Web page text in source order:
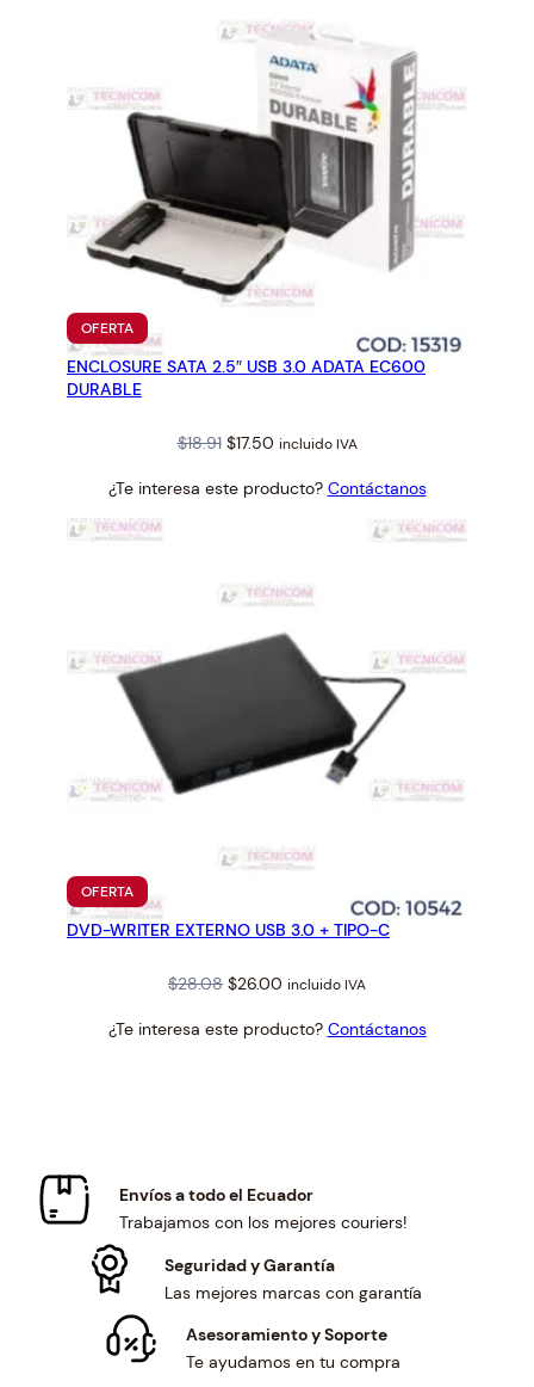
OFERTAPRODUCTO
EN
OFERTA
ENCLOSURE SATA 2.5″ USB 3.0 ADATA EC600
DURABLE
$18.91 Original
was:
$17.50Current
is:
incluido IVA
¿Te interesa este producto? Contáctanos
OFERTAPRODUCTO
EN
OFERTA
DVD-WRITER EXTERNO USB 3.0 + TIPO-C
$28.08 Original
was:
$26.00 Current
is:
incluido IVA
¿Te interesa este producto? Contáctanos
Envíos a todo el Ecuador
Trabajamos con los mejores couriers!
Seguridad y Garantía
Las mejores marcas con garantía
Asesoramiento y Soporte
Te ayudamos en tu compra